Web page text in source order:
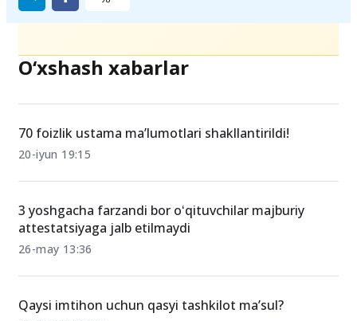
Ulashing
O‘xshash xabarlar
70 foizlik ustama ma’lumotlari shakllantirildi!
20-iyun 19:15
attestatsiyaga jalb etilmaydi
26-may 13:36